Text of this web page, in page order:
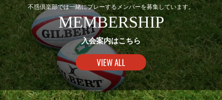
不惑倶楽部では一緒にプレーするメンバーを募集しています。
MEMBERSHIP
入会案内はこちら
VIEW ALL